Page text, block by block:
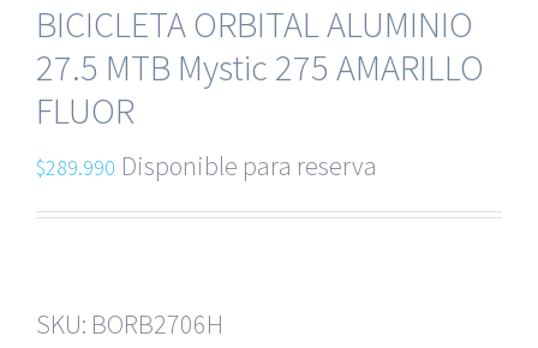
BICICLETA ORBITAL ALUMINIO
27.5 MTB Mystic 275 AMARILLO
FLUOR
$289.990 Disponible para reserva
SKU: BORB2706H